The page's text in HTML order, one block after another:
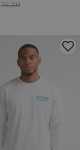
75,00